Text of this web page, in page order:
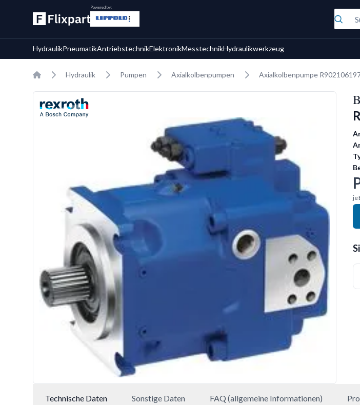
Powered by:
HydraulikPneumatikAntriebstechnikElektronikMesstechnikHydraulikwerkzeug
Home Hydraulik Pumpen Axialkolbenpumpen Axialkolbenpumpe
je
Technische Daten Sonstige Daten FAQ (allgemeine Informationen)